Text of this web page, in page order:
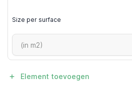
Size per surface
Element toevoegen